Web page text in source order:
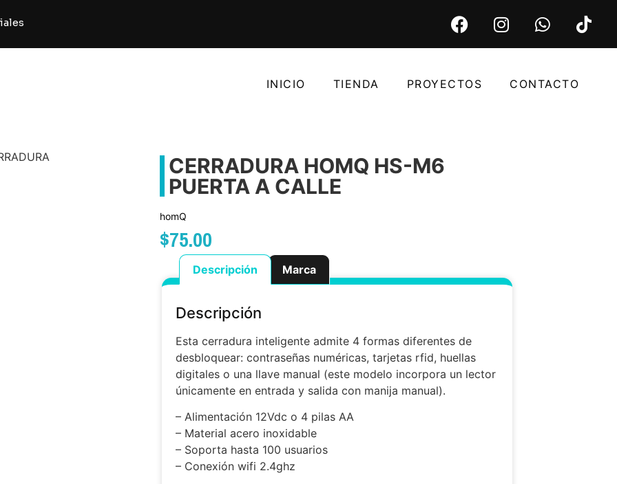
INICIO TIENDA PROYECTOS CONTACTO
CERRADURA HOMQ HS-M6
PUERTA A CALLE
homQ
$75.00
Descripción Marca
Descripción
Esta cerradura inteligente admite 4 formas diferentes de
desbloquear: contraseñas numéricas, tarjetas rfid, huellas
digitales o una llave manual (este modelo incorpora un lector
únicamente en entrada y salida con manija manual).
– Alimentación 12Vdc o 4 pilas AA
– Material acero inoxidable
– Soporta hasta 100 usuarios
– Conexión wifi 2.4ghz